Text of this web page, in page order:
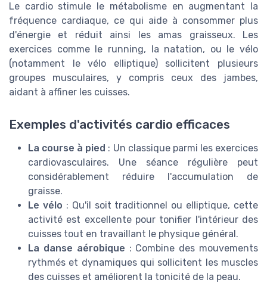
Le cardio stimule le métabolisme en augmentant la
fréquence cardiaque, ce qui aide à consommer plus
d'énergie et réduit ainsi les amas graisseux. Les
exercices comme le running, la natation, ou le vélo
(notamment le vélo elliptique) sollicitent plusieurs
groupes musculaires, y compris ceux des jambes,
aidant à affiner les cuisses.
Exemples d'activités cardio efficaces
La course à pied : Un classique parmi les exercices
cardiovasculaires. Une séance régulière peut
considérablement réduire l'accumulation de
graisse.
Le vélo : Qu'il soit traditionnel ou elliptique, cette
activité est excellente pour tonifier l'intérieur des
cuisses tout en travaillant le physique général.
La danse aérobique : Combine des mouvements
rythmés et dynamiques qui sollicitent les muscles
des cuisses et améliorent la tonicité de la peau.